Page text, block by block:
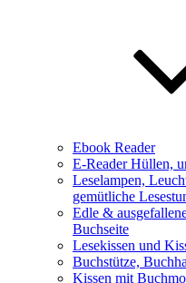
Ebook Reader
E-Reader Hüllen,
Leselampen,
gemütliche
Edle &
Buchseite
Lesekissen und
Buchstütze,
Kissen mit